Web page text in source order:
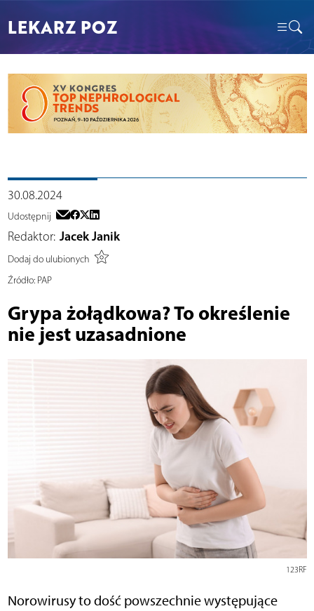
LEKARZ POZ
30.08.2024
Udostępnij
Redaktor: Jacek Janik
Dodaj do ulubionych
Źródło:PAP
Grypa żołądkowa? To określenie
nie jest uzasadnione
123RF
Norowirusy to dość powszechnie występujące